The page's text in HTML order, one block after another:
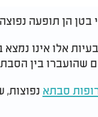
בטן הן תופעה
אלו אינו
שהועברו בין
סבתא נפוצות,